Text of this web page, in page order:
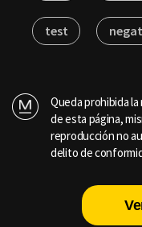
test
Queda prohibida
de esta página,
reproducción no
delito de